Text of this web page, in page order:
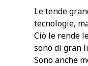
Le tende
tecnologie,
Ciò le rende
sono di gran
Sono anche